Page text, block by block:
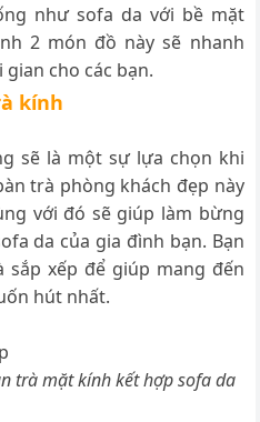
như sofa da với bề mặt
2 món đồ này sẽ nhanh
cho các bạn.
kính
sẽ là một sự lựa chọn khi
trà phòng khách đẹp này
với đó sẽ giúp làm bừng
da của gia đình bạn. Bạn
xếp để giúp mang đến
hút nhất.
trà mặt kính kết hợp sofa da